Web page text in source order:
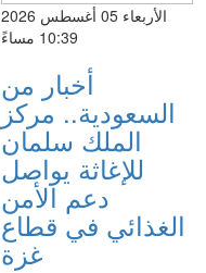
الأربعاء 05 أغسطس 2026
10:39 مساءً
أخبار من
السعودية.. مركز
الملك سلمان
للإغاثة يواصل
دعم الأمن
الغذائي في قطاع
غزة